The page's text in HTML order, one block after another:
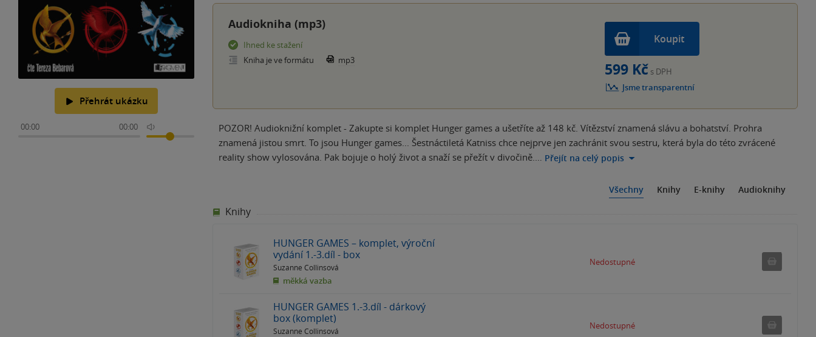
Přehrát ukázku
00:00 00:00
Audiokniha (mp3)
Ihned ke stažení
Kniha je ve formátu
mp3
Koupit
599 Kč s DPH
Jsme transparentní
POZOR! Audioknižní komplet - Zakupte si komplet Hunger games a ušetříte až 148 kč. Vítězství znamená slávu a bohatství. Prohra
znamená jistou smrt. To jsou Hunger games... Šestnáctiletá Katniss chce nejprve jen zachránit svou sestru, která byla do této zvrácené
reality show vylosována. Pak bojuje o holý život a snaží se přežít v divočině.… Přejít na celý popis
Všechny Knihy E-knihy Audioknihy
Knihy
HUNGER GAMES – komplet, výroční
vydání 1.-3.díl - box
Suzanne Collinsová
měkká vazba
Nedostupné
HUNGER GAMES 1.-3.díl - dárkový
box (komplet)
Suzanne Collinsová Nedostupné